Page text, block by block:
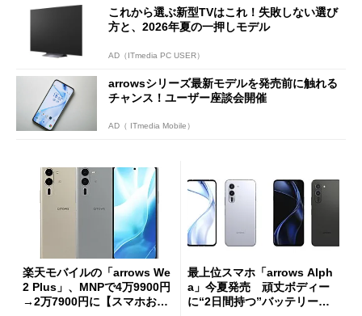
これから選ぶ新型TVはこれ！失敗しない選び
方と、2026年夏の一押しモデル
AD（ITmedia PC USER）
arrowsシリーズ最新モデルを発売前に触れる
チャンス！ユーザー座談会開催
AD（ ITmedia Mobile）
楽天モバイルの「arrows We
2 Plus」、MNPで4万9900円
→2万7900円に【スマホお得
最上位スマホ「arrows Alph
a」今夏発売 頑丈ボディー
に“2日間持つ”バッテリー搭